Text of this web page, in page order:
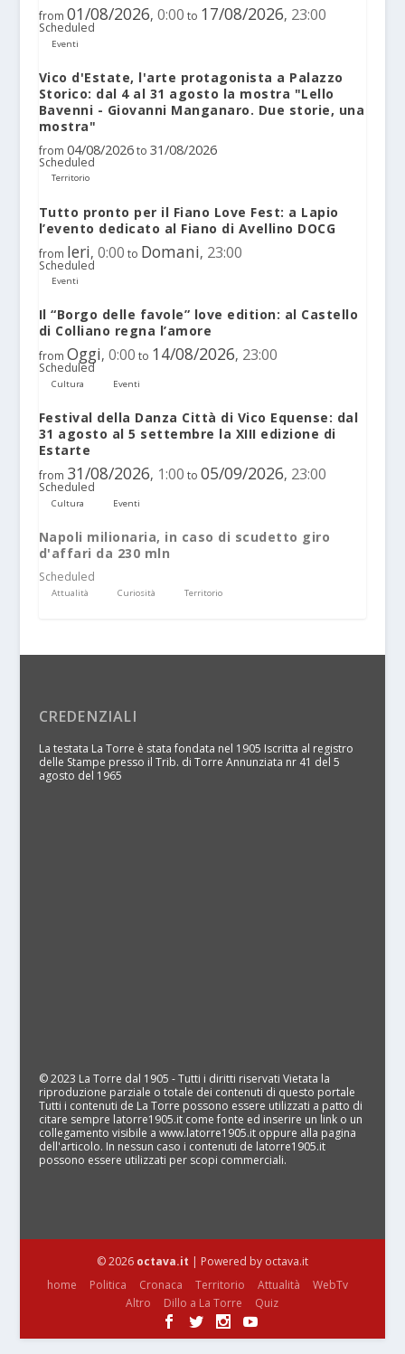
from 01/08/2026, 0:00 to 17/08/2026, 23:00
Scheduled
Eventi
Vico d'Estate, l'arte protagonista a Palazzo
Storico: dal 4 al 31 agosto la mostra "Lello
Bavenni - Giovanni Manganaro. Due storie, una
mostra"
from 04/08/2026 to 31/08/2026
Scheduled
Territorio
Tutto pronto per il Fiano Love Fest: a Lapio
l’evento dedicato al Fiano di Avellino DOCG
from Ieri, 0:00 to Domani, 23:00
Scheduled
Eventi
Il “Borgo delle favole” love edition: al Castello
di Colliano regna l’amore
from Oggi, 0:00 to 14/08/2026, 23:00
Scheduled
Cultura Eventi
Festival della Danza Città di Vico Equense: dal
31 agosto al 5 settembre la XIII edizione di
Estarte
from 31/08/2026, 1:00 to 05/09/2026, 23:00
Scheduled
Cultura Eventi
Napoli milionaria, in caso di scudetto giro
d'affari da 230 mln
Scheduled
Attualità Curiosità Territorio
CREDENZIALI
La testata La Torre è stata fondata nel 1905 Iscritta al registro
delle Stampe presso il Trib. di Torre Annunziata nr 41 del 5
agosto del 1965
© 2023 La Torre dal 1905 - Tutti i diritti riservati Vietata la
riproduzione parziale o totale dei contenuti di questo portale
Tutti i contenuti de La Torre possono essere utilizzati a patto di
citare sempre latorre1905.it come fonte ed inserire un link o un
collegamento visibile a www.latorre1905.it oppure alla pagina
dell'articolo. In nessun caso i contenuti de latorre1905.it
possono essere utilizzati per scopi commerciali.
© 2026 octava.it | Powered by octava.it
home
Politica Cronaca Territorio Attualità
WebTv
Altro
Dillo a La Torre Quiz